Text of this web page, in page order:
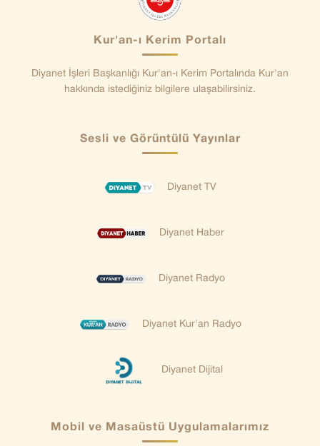
Kur'an-ı Kerim Portalı
Diyanet İşleri Başkanlığı Kur'an-ı Kerim Portalında Kur'an
hakkında istediğiniz bilgilere ulaşabilirsiniz.
Sesli ve Görüntülü Yayınlar
Diyanet TV
Diyanet Haber
Diyanet Radyo
Diyanet Kur'an Radyo
Diyanet Dijital
Mobil ve Masaüstü Uygulamalarımız